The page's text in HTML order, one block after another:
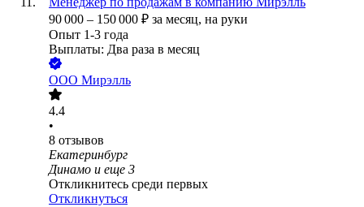
90 000 – 150 000 ₽ за месяц, на руки
Опыт 1-3 года
Выплаты: Два раза в месяц
ООО Мирэлль
4.4
•
8 отзывов
Екатеринбург
Динамо и еще 3
Откликнитесь среди первых
Откликнуться